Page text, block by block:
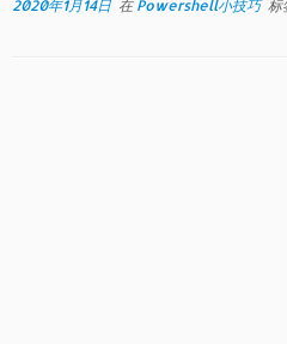
2020年1月14日 在 Powershell小技巧 标